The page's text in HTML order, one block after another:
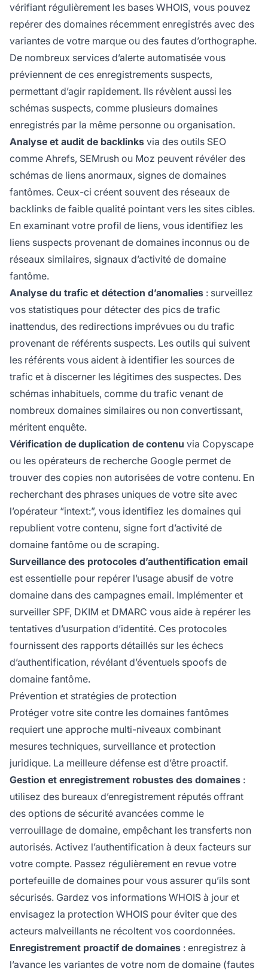
vérifiant régulièrement les bases WHOIS, vous pouvez
repérer des domaines récemment enregistrés avec des
variantes de votre marque ou des fautes d’orthographe.
De nombreux services d’alerte automatisée vous
préviennent de ces enregistrements suspects,
permettant d’agir rapidement. Ils révèlent aussi les
schémas suspects, comme plusieurs domaines
enregistrés par la même personne ou organisation.
Analyse et audit de backlinks via des outils SEO
comme Ahrefs, SEMrush ou Moz peuvent révéler des
schémas de liens anormaux, signes de domaines
fantômes. Ceux-ci créent souvent des réseaux de
backlinks de faible qualité pointant vers les sites cibles.
En examinant votre profil de liens, vous identifiez les
liens suspects provenant de domaines inconnus ou de
réseaux similaires, signaux d’activité de domaine
fantôme.
Analyse du trafic et détection d’anomalies : surveillez
vos statistiques pour détecter des pics de trafic
inattendus, des redirections imprévues ou du trafic
provenant de référents suspects. Les outils qui suivent
les référents vous aident à identifier les sources de
trafic et à discerner les légitimes des suspectes. Des
schémas inhabituels, comme du trafic venant de
nombreux domaines similaires ou non convertissant,
méritent enquête.
Vérification de duplication de contenu via Copyscape
ou les opérateurs de recherche Google permet de
trouver des copies non autorisées de votre contenu. En
recherchant des phrases uniques de votre site avec
l’opérateur “intext:”, vous identifiez les domaines qui
republient votre contenu, signe fort d’activité de
domaine fantôme ou de scraping.
Surveillance des protocoles d’authentification email
est essentielle pour repérer l’usage abusif de votre
domaine dans des campagnes email. Implémenter et
surveiller SPF, DKIM et DMARC vous aide à repérer les
tentatives d’usurpation d’identité. Ces protocoles
fournissent des rapports détaillés sur les échecs
d’authentification, révélant d’éventuels spoofs de
domaine fantôme.
Prévention et stratégies de protection
Protéger votre site contre les domaines fantômes
requiert une approche multi-niveaux combinant
mesures techniques, surveillance et protection
juridique. La meilleure défense est d’être proactif.
Gestion et enregistrement robustes des domaines :
utilisez des bureaux d’enregistrement réputés offrant
des options de sécurité avancées comme le
verrouillage de domaine, empêchant les transferts non
autorisés. Activez l’authentification à deux facteurs sur
votre compte. Passez régulièrement en revue votre
portefeuille de domaines pour vous assurer qu’ils sont
sécurisés. Gardez vos informations WHOIS à jour et
envisagez la protection WHOIS pour éviter que des
acteurs malveillants ne récoltent vos coordonnées.
Enregistrement proactif de domaines : enregistrez à
l’avance les variantes de votre nom de domaine (fautes